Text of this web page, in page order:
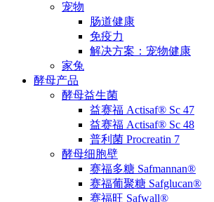
宠物
肠道健康
免疫力
解决方案：宠物健康
家兔
酵母产品
酵母益生菌
益赛福 Actisaf® Sc 47
益赛福 Actisaf® Sc 48
普利菌 Procreatin 7
酵母细胞壁
赛福多糖 Safmannan®
赛福葡聚糖 Safglucan®
赛福旺 Safwall®